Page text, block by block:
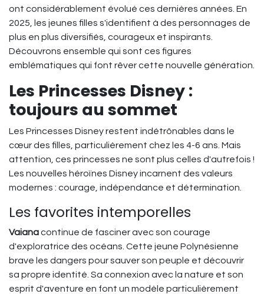
ont considérablement évolué ces dernières années. En
2025, les jeunes filles s'identifient à des personnages de
plus en plus diversifiés, courageux et inspirants.
Découvrons ensemble qui sont ces figures
emblématiques qui font rêver cette nouvelle génération.
Les Princesses Disney :
toujours au sommet
Les Princesses Disney restent indétrônables dans le
cœur des filles, particulièrement chez les 4-6 ans. Mais
attention, ces princesses ne sont plus celles d'autrefois !
Les nouvelles héroïnes Disney incarnent des valeurs
modernes : courage, indépendance et détermination.
Les favorites intemporelles
Vaianacontinue de fasciner avec son courage
d'exploratrice des océans. Cette jeune Polynésienne
brave les dangers pour sauver son peuple et découvrir
sa propre identité. Sa connexion avec la nature et son
esprit d'aventure en font un modèle particulièrement